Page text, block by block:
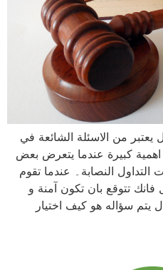
من الاسئلة الشائعة في
اهمية كبيرة عندما يتعرض بعض
النصابة۔ عندما تقوم
فانك تتوقع بان تكون آمنة و
يتم سؤاله هو كيف اختيار